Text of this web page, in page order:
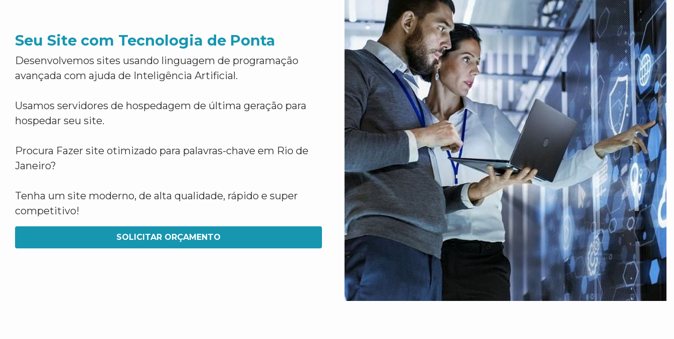
Seu Site com Tecnologia de Ponta
Desenvolvemos sites usando linguagem de programação
avançada com ajuda de Inteligência Artificial.
Usamos servidores de hospedagem de última geração para
hospedar seu site.
Procura Fazer site otimizado para palavras-chave em Rio de
Janeiro?
Tenha um site moderno, de alta qualidade, rápido e super
competitivo!
SOLICITAR ORÇAMENTO